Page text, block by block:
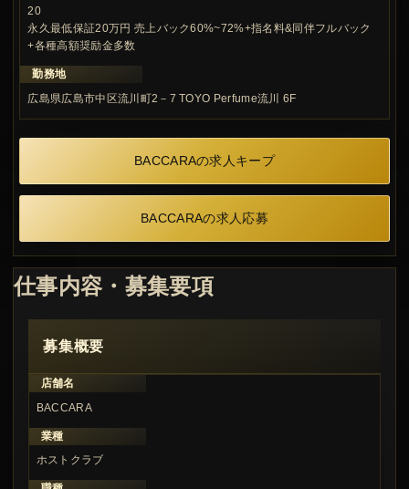
20
永久最低保証20万円 売上バック60%~72%+指名料&同伴フルバック
+各種高額奨励金多数
勤務地
広島県広島市中区流川町2－7 TOYO Perfume流川 6F
BACCARAの求人キープ
BACCARAの求人応募
仕事内容・募集要項
募集概要
店舗名
BACCARA
業種
ホストクラブ